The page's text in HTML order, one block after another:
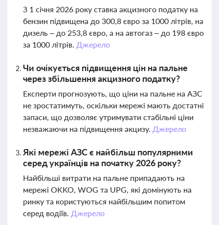
З 1 січня 2026 року ставка акцизного податку на
бензин підвищена до 300,8 євро за 1000 літрів, на
дизель – до 253,8 євро, а на автогаз – до 198 євро
за 1000 літрів. Джерело
Чи очікується підвищення цін на пальне
через збільшення акцизного податку?
Експерти прогнозують, що ціни на пальне на АЗС
не зростатимуть, оскільки мережі мають достатні
запаси, що дозволяє утримувати стабільні ціни
незважаючи на підвищення акцизу. Джерело
Які мережі АЗС є найбільш популярними
серед українців на початку 2026 року?
Найбільші витрати на пальне припадають на
мережі OKKO, WOG та UPG, які домінують на
ринку та користуються найбільшим попитом
серед водіїв. Джерело